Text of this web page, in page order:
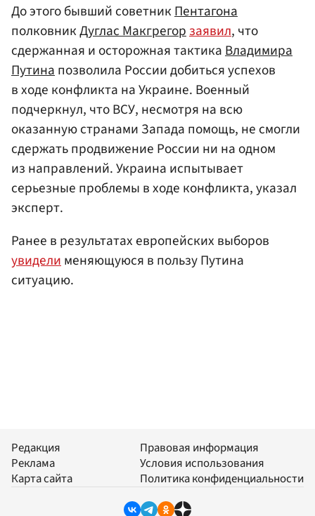
До этого бывший советникПентагона
полковникДуглас Макгрегорзаявил, что
сдержанная и осторожная тактикаВладимира
Путинапозволила России добиться успехов
в ходе конфликта на Украине. Военный
подчеркнул, что ВСУ, несмотря на всю
оказанную странами Запада помощь, не смогли
сдержать продвижение России ни на одном
из направлений. Украина испытывает
серьезные проблемы в ходе конфликта, указал
эксперт.
Ранее в результатах европейских выборов
увиделименяющуюся в пользу Путина
ситуацию.
Редакция
Реклама
Карта сайта
Правовая информация
Условия использования
Политика конфиденциальности